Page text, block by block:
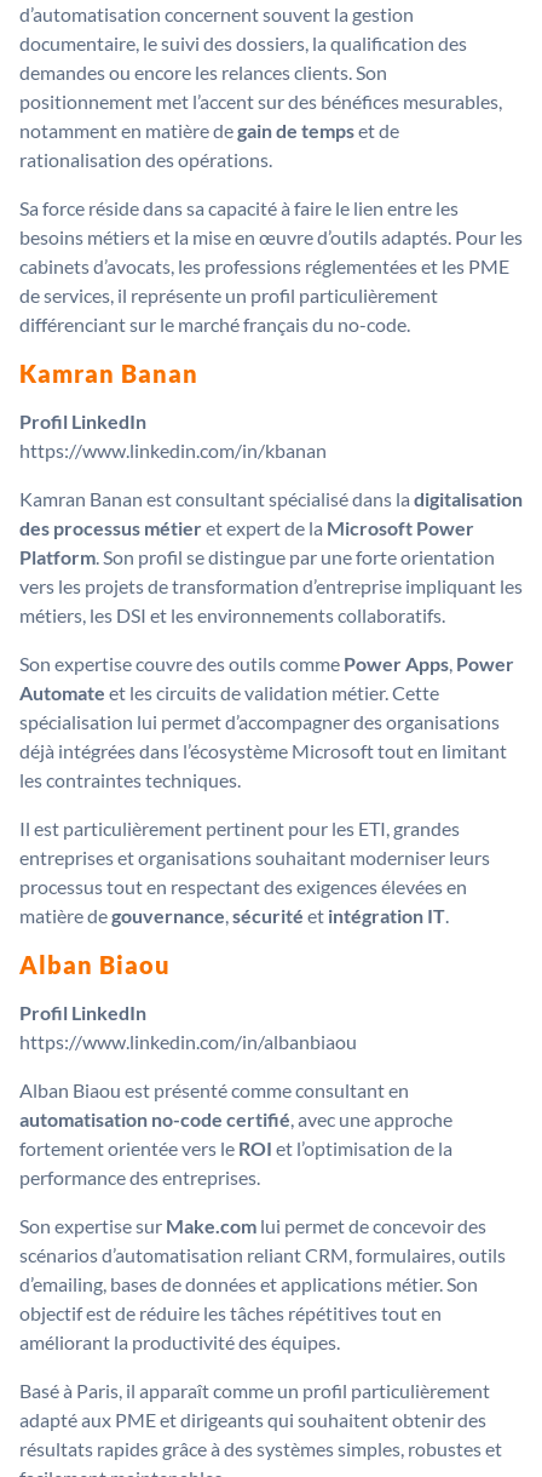
d’automatisation concernent souvent la gestion
documentaire, le suivi des dossiers, la qualification des
demandes ou encore les relances clients. Son
positionnement met l’accent sur des bénéfices mesurables,
notamment en matière degain de tempset de
rationalisation des opérations.
Sa force réside dans sa capacité à faire le lien entre les
besoins métiers et la mise en œuvre d’outils adaptés. Pour les
cabinets d’avocats, les professions réglementées et les PME
de services, il représente un profil particulièrement
différenciant sur le marché français du no-code.
Kamran Banan
Profil LinkedIn
https://www.linkedin.com/in/kbanan
Kamran Banan est consultant spécialisé dans la digitalisation
des processus métieret expert de la Microsoft Power
Platform. Son profil se distingue par une forte orientation
vers les projets de transformation d’entreprise impliquant les
métiers, les DSI et les environnements collaboratifs.
Son expertise couvre des outils comme Power Apps, Power
Automate et les circuits de validation métier. Cette
spécialisation lui permet d’accompagner des organisations
déjà intégrées dans l’écosystème Microsoft tout en limitant
les contraintes techniques.
Il est particulièrement pertinent pour les ETI, grandes
entreprises et organisations souhaitant moderniser leurs
processus tout en respectant des exigences élevées en
matière degouvernance,sécurité et intégration IT.
Alban Biaou
Profil LinkedIn
https://www.linkedin.com/in/albanbiaou
Alban Biaou est présenté comme consultant en
automatisation no-code certifié, avec une approche
fortement orientée vers le ROI et l’optimisation de la
performance des entreprises.
Son expertise sur Make.com lui permet de concevoir des
scénarios d’automatisation reliant CRM, formulaires, outils
d’emailing, bases de données et applications métier. Son
objectif est de réduire les tâches répétitives tout en
améliorant la productivité des équipes.
Basé à Paris, il apparaît comme un profil particulièrement
adapté aux PME et dirigeants qui souhaitent obtenir des
résultats rapides grâce à des systèmes simples, robustes et